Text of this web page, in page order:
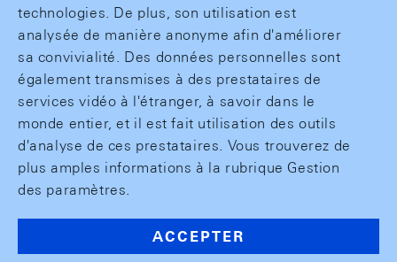
technologies. De plus, son utilisation est
analysée de manière anonyme afin d'améliorer
sa convivialité. Des données personnelles sont
également transmises à des prestataires de
services vidéo à l'étranger, à savoir dans le
monde entier, et il est fait utilisation des outils
d'analyse de ces prestataires. Vous trouverez de
plus amples informations à la rubrique Gestion
des paramètres.
ACCEPTER